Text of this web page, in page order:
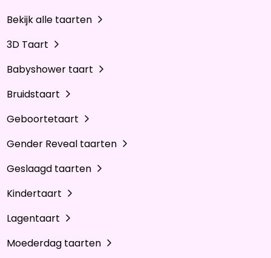
Bekijk alle taarten
3D Taart
Babyshower taart
Bruidstaart
Geboortetaart
Gender Reveal taarten
Geslaagd taarten
Kindertaart
Lagentaart
Moederdag taarten